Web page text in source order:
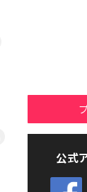
公式